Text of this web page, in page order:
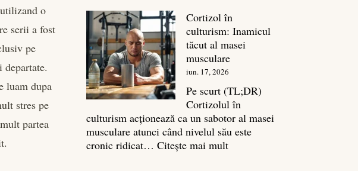
o
serii a fost
pe
luam dupa
stres pe
partea
spate:
Top
7
mișcări
pentru
un
spate
masiv
Cortizol în
culturism: Inamicul
tăcut al masei
musculare
iun. 17, 2026
Pe scurt (TL;DR)
Cortizolul în
culturism acționează ca un sabotor al masei
musculare atunci când nivelul său este
cronic ridicat…Citește mai mult: